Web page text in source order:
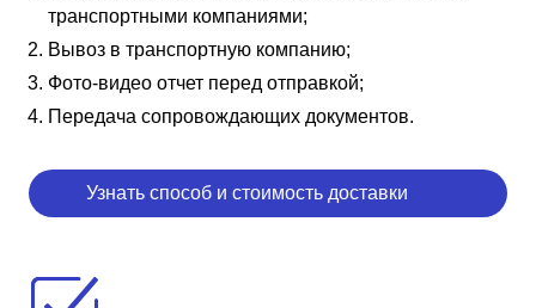
транспортными компаниями;
Вывоз в транспортную компанию;
Фото-видео отчет перед отправкой;
Передача сопровождающих документов.
Узнать способ и стоимость доставки